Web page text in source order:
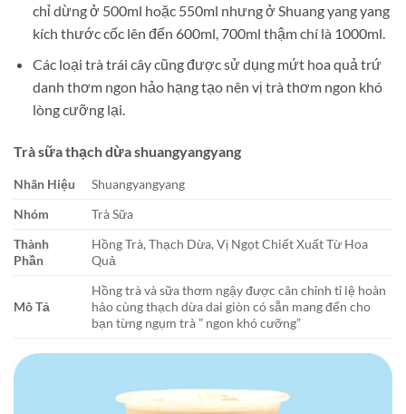
chỉ dừng ở 500ml hoặc 550ml nhưng ở Shuang yang yang
kích thước cốc lên đến 600ml, 700ml thậm chí là 1000ml.
Các loại trà trái cây cũng được sử dụng mứt hoa quả trứ
danh thơm ngon hảo hạng tạo nên vị trà thơm ngon khó
lòng cưỡng lại.
Trà sữa thạch dừa shuangyangyang
Nhãn Hiệu
Shuangyangyang
Nhóm
Trà Sữa
Thành
Phần
Hồng Trà, Thạch Dừa, Vị Ngọt Chiết Xuất Từ Hoa
Quả
Mô Tả
Hồng trà và sữa thơm ngậy được cân chỉnh tỉ lệ hoàn
hảo cùng thạch dừa dai giòn có sẵn mang đến cho
bạn từng ngụm trà ” ngon khó cưỡng”